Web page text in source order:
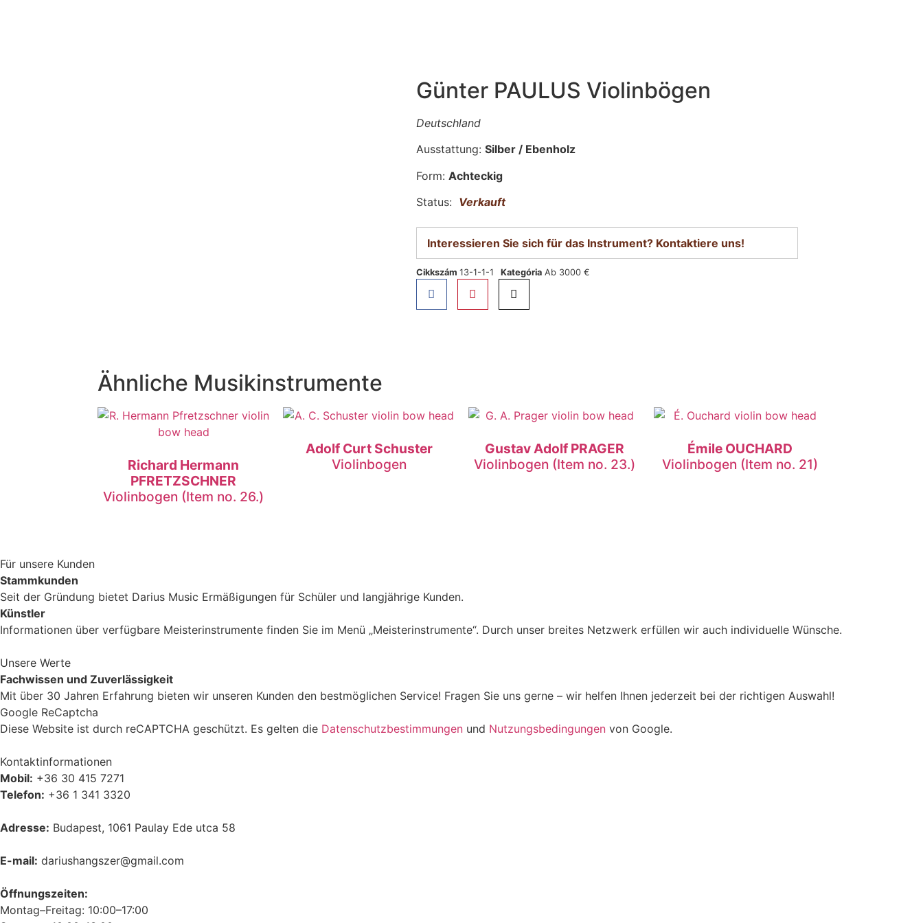
Günter PAULUS Violinbögen
Deutschland
Ausstattung: Silber / Ebenholz
Form: Achteckig
Status: Verkauft
Interessieren Sie sich für das Instrument? Kontaktiere uns!
Cikkszám 13-1-1-1 Kategória Ab 3000 €
Ähnliche Musikinstrumente
Richard Hermann
PFRETZSCHNER
Violinbogen (Item no. 26.)
Adolf Curt Schuster
Violinbogen
Gustav Adolf PRAGER
Violinbogen (Item no. 23.)
Émile OUCHARD
Violinbogen (Item no. 21)
Für unsere Kunden
Stammkunden
Seit der Gründung bietet Darius Music Ermäßigungen für Schüler und langjährige Kunden.
Künstler
Informationen über verfügbare Meisterinstrumente finden Sie im Menü „Meisterinstrumente“. Durch unser breites Netzwerk erfüllen wir auch individuelle Wünsche.
Unsere Werte
Fachwissen und Zuverlässigkeit
Mit über 30 Jahren Erfahrung bieten wir unseren Kunden den bestmöglichen Service! Fragen Sie uns gerne – wir helfen Ihnen jederzeit bei der richtigen Auswahl!
Google ReCaptcha
Diese Website ist durch reCAPTCHA geschützt. Es gelten die Datenschutzbestimmungen und Nutzungsbedingungen von Google.
Kontaktinformationen
Mobil: +36 30 415 7271
Telefon: +36 1 341 3320
Adresse: Budapest, 1061 Paulay Ede utca 58
E-mail: dariushangszer@gmail.com
Öffnungszeiten:
Montag–Freitag: 10:00–17:00